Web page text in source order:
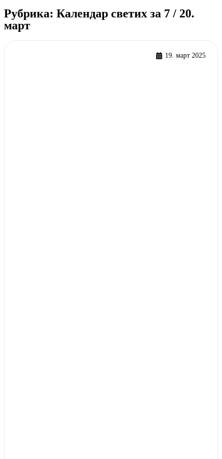
Рубрика: Календар светих за 7 / 20.
март
19. март 2025